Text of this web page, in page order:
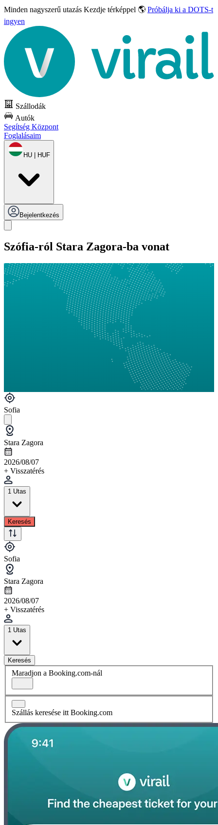
Minden nagyszerű utazás Kezdje térképpel 🌎 Próbálja ki a DOTS-t
ingyen
Szállodák
Autók
Segítség Központ
Foglalásaim
HU | HUF
Bejelentkezés
Szófia-ról Stara Zagora-ba vonat
Sofia
Stara Zagora
2026/08/07
+ Visszatérés
1 Utas
Keresés
Sofia
Stara Zagora
2026/08/07
+ Visszatérés
1 Utas
Keresés
Maradjon a Booking.com-nál
Szállás keresése itt Booking.com